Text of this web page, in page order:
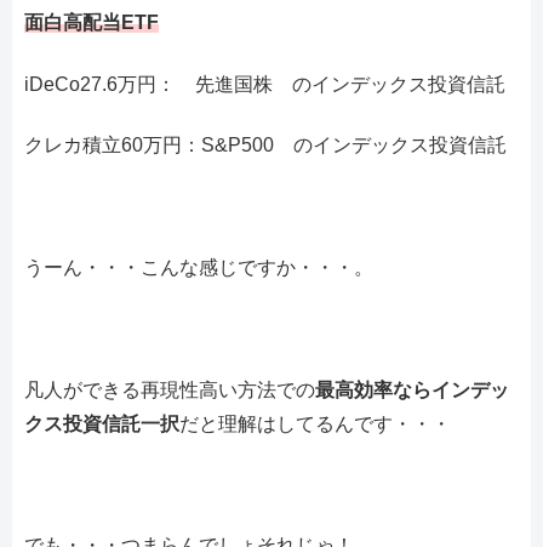
面白高配当ETF
iDeCo27.6万円： 先進国株 のインデックス投資信託
クレカ積立60万円：S&P500 のインデックス投資信託
うーん・・・こんな感じですか・・・。
凡人ができる再現性高い方法での最高効率ならインデッ
クス投資信託一択だと理解はしてるんです・・・